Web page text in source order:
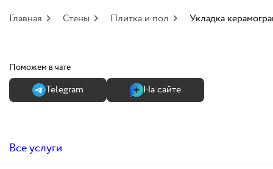
Главная Стены Плитка и пол Укладка
Поможем в чате
Теlegram На сайте
Все услуги